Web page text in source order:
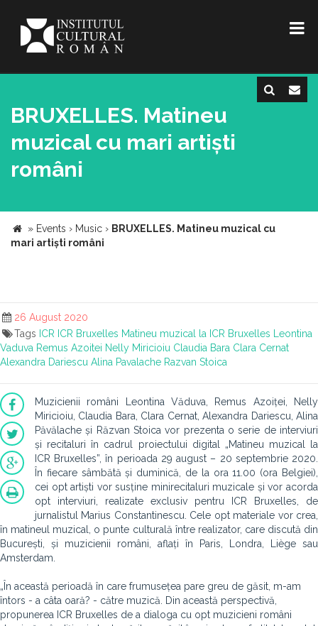
BRUXELLES. Matineu
muzical cu mari artiști
români
» Events › Music › BRUXELLES. Matineu muzical cu
mari artiști români
26 August 2020
Tags ICR ICR Bruxelles Matineu muzical la ICR Bruxelles
Leontina
Vaduva Remus Azoitei Nelly Miricioiu Claudia Bara Clara Cernat
Alexandra Dariescu Alina Pavalache Razvan Stoica
Muzicienii români Leontina Văduva, Remus Azoiței, Nelly
Miricioiu, Claudia Bara, Clara Cernat, Alexandra Dariescu, Alina
Păvălache și Răzvan Stoica vor prezenta o serie de interviuri
și recitaluri în cadrul proiectului digital „Matineu muzical la
ICR Bruxelles”, în perioada 29 august – 20 septembrie 2020.
În fiecare sâmbătă și duminică, de la ora 11.00 (ora Belgiei),
cei opt artiști vor susține minirecitaluri muzicale și vor acorda
opt interviuri, realizate exclusiv pentru ICR Bruxelles, de
jurnalistul Marius Constantinescu. Cele opt materiale vor crea,
în matineul muzical, o punte culturală între realizator, care discută din
București, și muzicienii români, aflați în Paris, Londra, Liège sau
Amsterdam.
„În această perioadă în care frumusețea pare greu de găsit, m-am
întors - a câta oară? - către muzică. Din această perspectivă,
propunerea ICR Bruxelles de a dialoga cu opt muzicieni români